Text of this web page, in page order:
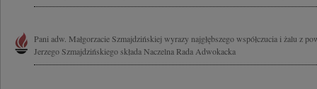
Pani adw. Małgorzacie Szmajdzińskiej wyrazy najgłębszego współczucia i żalu z
Jerzego Szmajdzińskiego składa Naczelna Rada Adwokacka